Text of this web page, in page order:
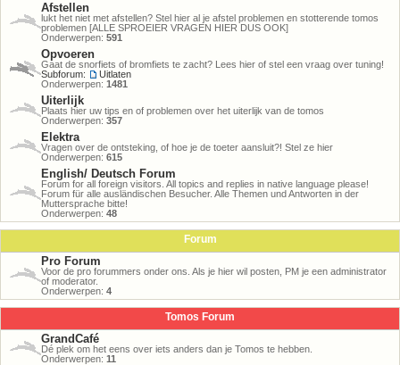
Afstellen
lukt het niet met afstellen? Stel hier al je afstel problemen en stotterende tomos
problemen [ALLE SPROEIER VRAGEN HIER DUS OOK]
Onderwerpen: 591
Opvoeren
Gaat de snorfiets of bromfiets te zacht? Lees hier of stel een vraag over tuning!
Subforum:
Uitlaten
Onderwerpen: 1481
Uiterlijk
Plaats hier uw tips en of problemen over het uiterlijk van de tomos
Onderwerpen: 357
Elektra
Vragen over de ontsteking, of hoe je de toeter aansluit?! Stel ze hier
Onderwerpen: 615
English/ Deutsch Forum
Forum for all foreign visitors. All topics and replies in native language please!
Forum für alle ausländischen Besucher. Alle Themen und Antworten in der
Muttersprache bitte!
Onderwerpen: 48
Forum
Pro Forum
Voor de pro forummers onder ons. Als je hier wil posten, PM je een administrator
of moderator.
Onderwerpen: 4
Tomos Forum
GrandCafé
Dé plek om het eens over iets anders dan je Tomos te hebben.
Onderwerpen: 11